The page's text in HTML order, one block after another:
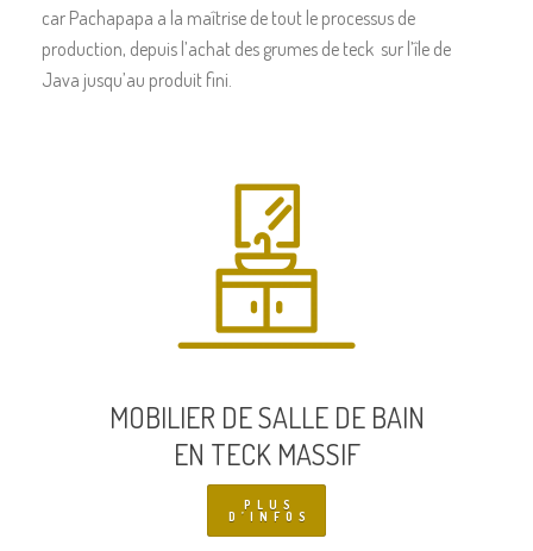
car Pachapapa a la maîtrise de tout le processus de
production, depuis l’achat des grumes de teck sur l’île de
Java jusqu’au produit fini.
MOBILIER DE SALLE DE BAIN
EN TECK MASSIF
PLUS
D’INFOS